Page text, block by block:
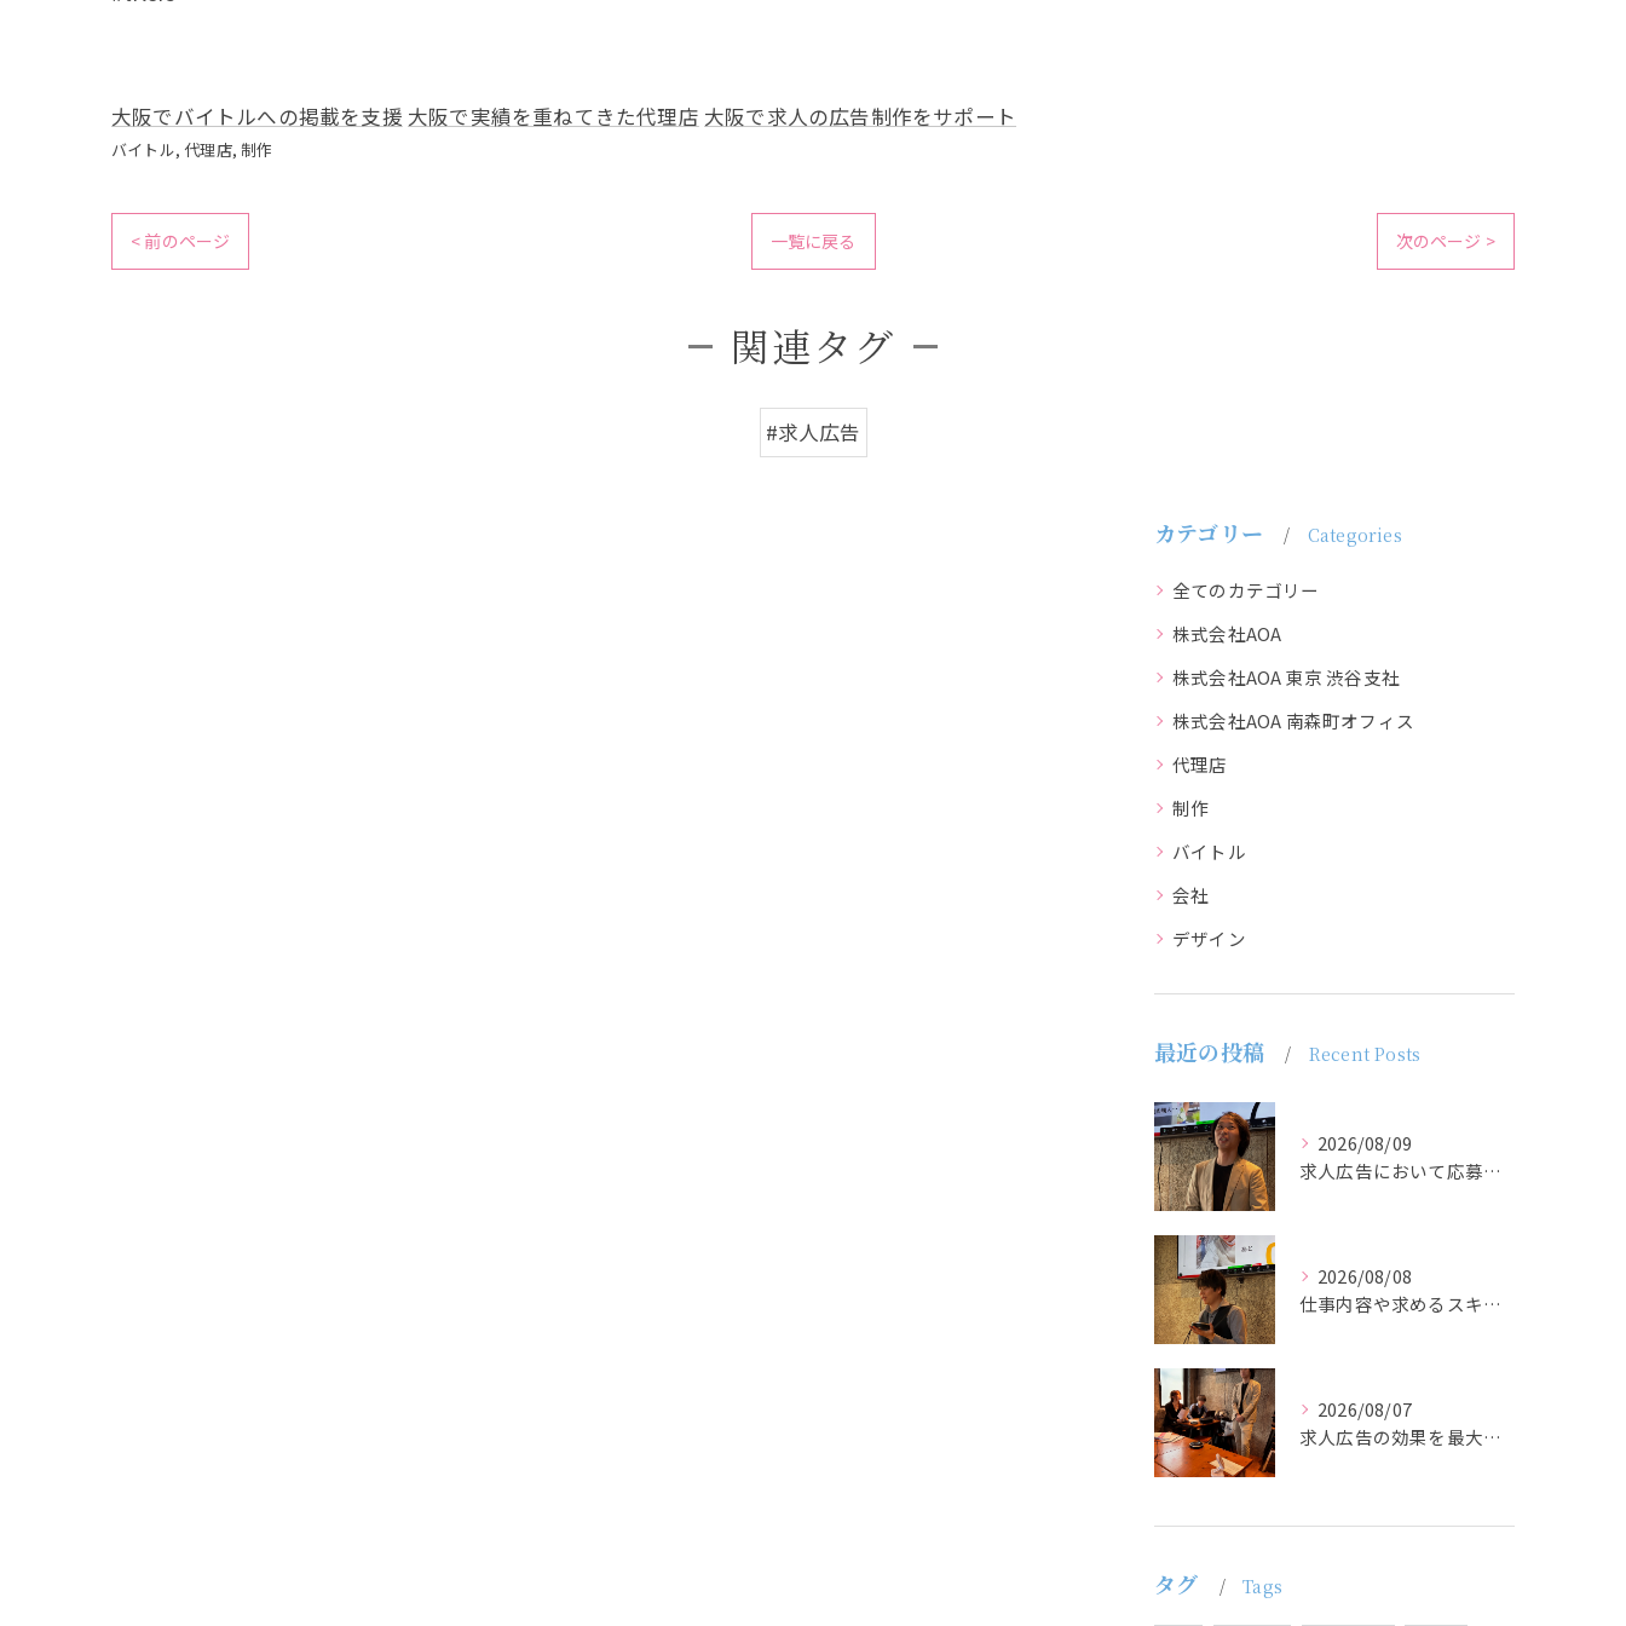
大阪でバイトルへの掲載を支援 大阪で実績を重ねてきた代理店 大阪で求人の広告制作をサポート
バイトル 代理店 制作
< 前のページ 一覧に戻る 次のページ >
関連タグ
#求人広告
カテゴリー Categories
全てのカテゴリー
株式会社AOA
株式会社AOA 東京 渋谷支社
株式会社AOA 南森町オフィス
代理店
制作
バイトル
会社
デザイン
最近の投稿 Recent Posts
2026/08/09
求人広告において応募者の質を大きく左右するのは、求人内容の充...
2026/08/08
仕事内容や求めるスキルを明確にし、ターゲット層に響くメッセー...
2026/08/07
求人広告の効果を最大化するために最も重要なのは、掲載タイミン...
タグ Tags